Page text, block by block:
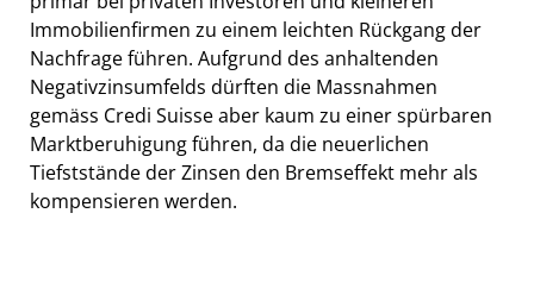
Immobilienfirmen zu einem leichten Rückgang der
Nachfrage führen. Aufgrund des anhaltenden
Negativzinsumfelds dürften die Massnahmen
gemäss Credi Suisse aber kaum zu einer spürbaren
Marktberuhigung führen, da die neuerlichen
Tiefststände der Zinsen den Bremseffekt mehr als
kompensieren werden.